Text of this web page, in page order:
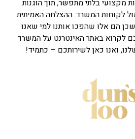
מקצועי בלתי מתפשר, תוך הוגנות
לקוחות המשרד. ההצלחה האמיתית
שכן הם אלו שהפכו אותנו למי שאנו
לקרוא באתר האינטרנט על המשרד
ואנו כאן לשירותכם – כתמיד!